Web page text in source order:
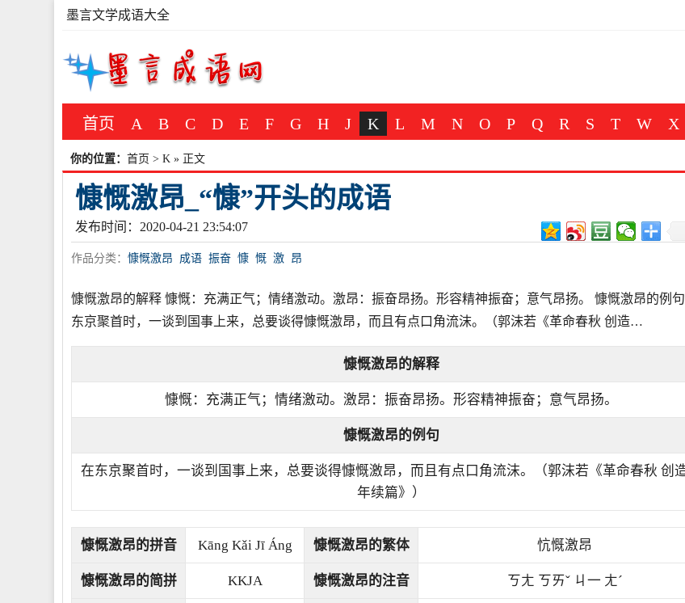
墨言文学成语大全
首页 A B C D E F G H J K L M N O P Q R S T W X
你的位置： 首页 > K » 正文
慷慨激昂_“慷”开头的成语
发布时间：2020-04-21 23:54:07
作品分类： 慷慨激昂 成语 振奋 慷 慨 激 昂
慷慨激昂的解释 慷慨：充满正气；情绪激动。激昂：振奋昂扬。形容精神振奋；意气昂扬。 慷慨激昂的例
东京聚首时，一谈到国事上来，总要谈得慷慨激昂，而且有点口角流沫。（郭沫若《革命春秋 创造…
慷慨激昂的解释
慷慨：充满正气；情绪激动。激昂：振奋昂扬。形容精神振奋；意气昂扬。
慷慨激昂的例句
在东京聚首时，一谈到国事上来，总要谈得慷慨激昂，而且有点口角流沫。（郭沫若《革命春秋 创
年续篇》）
慷慨激昂的拼音 Kāng Kǎi Jī Áng 慷慨激昂的繁体 忼慨激昂
慷慨激昂的简拼 KKJA 慷慨激昂的注音 ㄎㄤ ㄎㄞˇ ㄐ一 ㄤˊ